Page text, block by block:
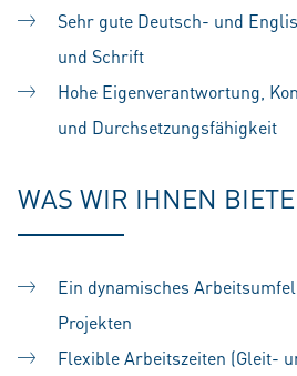
Sehr gute Deutsch- und
und Schrift
Hohe Eigenverantwortung,
und Durchsetzungsfähigkeit
WAS WIR IHNEN
Ein dynamisches
Projekten
Flexible Arbeitszeiten (Gleit-